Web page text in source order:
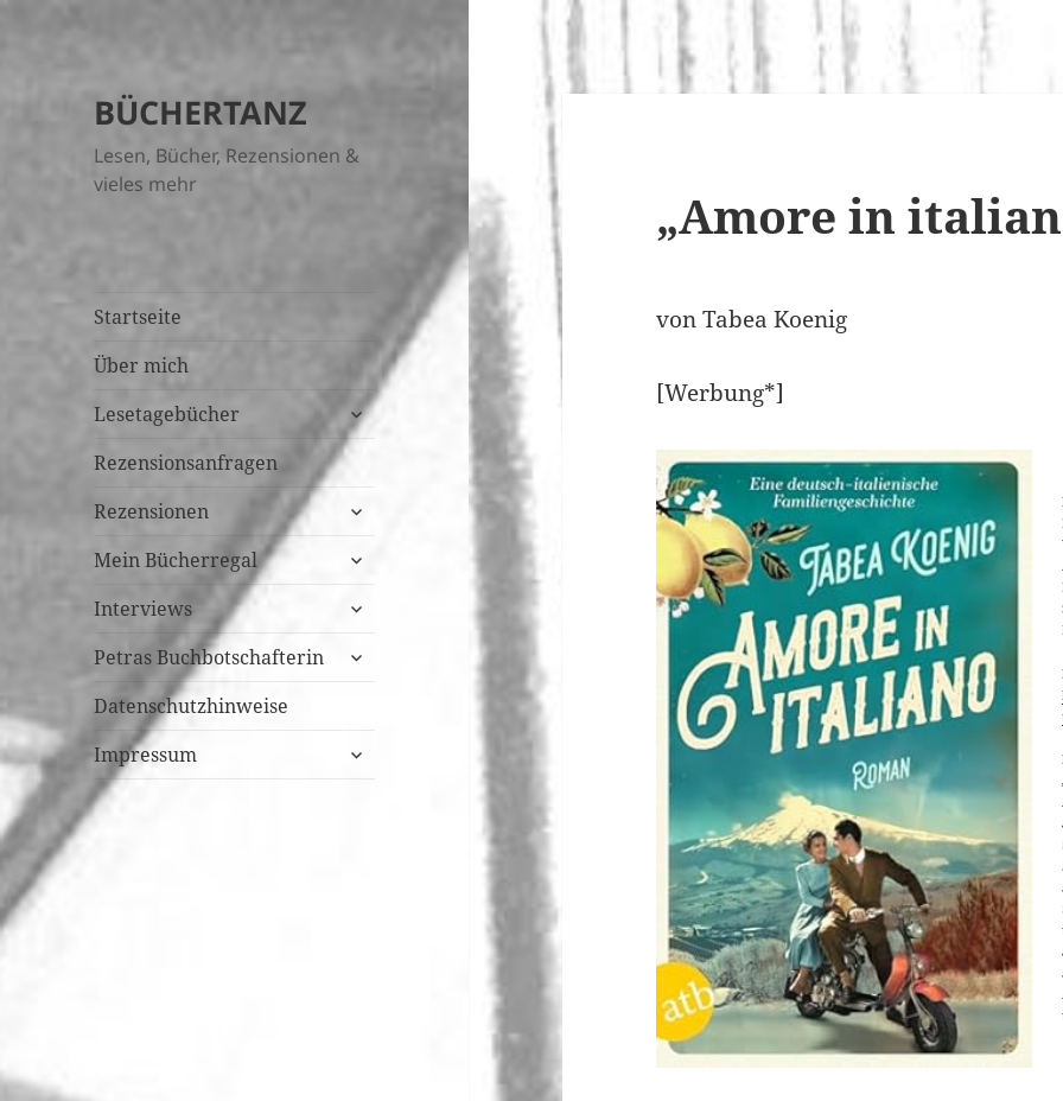
BÜCHERTANZ
Lesen, Bücher, Rezensionen &
vieles mehr
Startseite
Über mich
Lesetagebücher
untermenü
öffnen
Rezensionsanfragen
Rezensionen
untermenü
Mein Bücherregal
untermenü
Interviews
untermenü
Petras Buchbotschafterin
untermenü
Datenschutzhinweise
Impressum
untermenü
„Amore in
von Tabea Koenig
[Werbung*]